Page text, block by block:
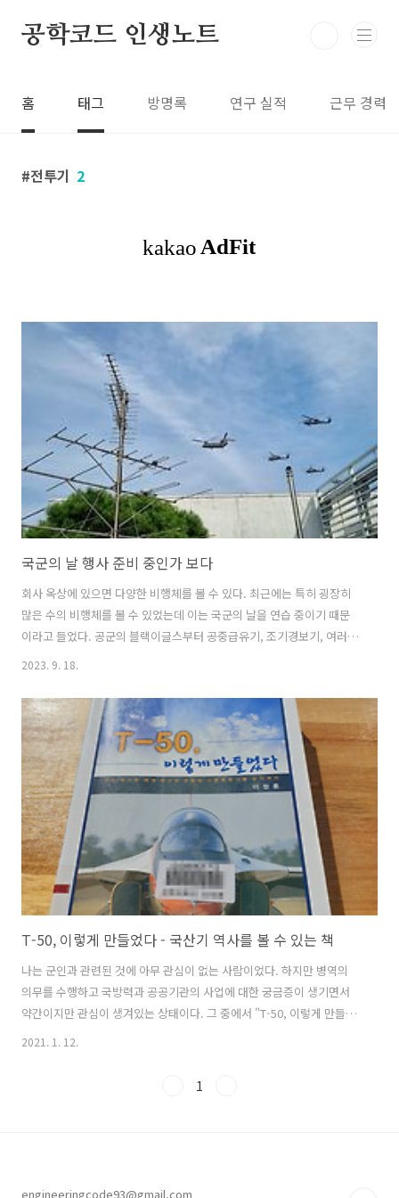
공학코드 인생노트
홈 태그 방명록 연구 실적 근무 경력
전투기 2
국군의 날 행사 준비 중인가 보다
회사 옥상에 있으면 다양한 비행체를 볼 수 있다. 최근에는 특히 굉장히
많은 수의 비행체를 볼 수 있었는데 이는 국군의 날을 연습 중이기 때문
이라고 들었다. 공군의 블랙이글스부터 공중급유기, 조기경보기, 여러
전투기 편대 뿐만 아니라 육군의 헬기들도 볼 수 있었다. 사진으로 저 정
행단에 있는 것도 아닌데 온갖 비행기 소리를 들을 수 있는 것은 내가 판
교에 있기 때문이지 않나 싶다.
2023. 9. 18.
T-50, 이렇게 만들었다 - 국산기 역사를 볼 수 있는 책
나는 군인과 관련된 것에 아무 관심이 없는 사람이었다. 하지만 병역의
의무를 수행하고 국방력과 공공기관의 사업에 대한 궁금증이 생기면서
약간이지만 관심이 생겨있는 상태이다. 그 중에서 "T-50, 이렇게 만들었
다"는 나처럼 아무런 전투기 관련 지식이 없는 사람이 국산기 역사를 간
때 "이런 책은 도대체 왜 쓰는 것일까? 진짜 제작과정 서술만을 위해서
2021. 1. 12.
1
engineeringcode93@gmail.com